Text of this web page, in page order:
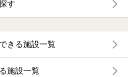
す
きる施設一覧
施設一覧